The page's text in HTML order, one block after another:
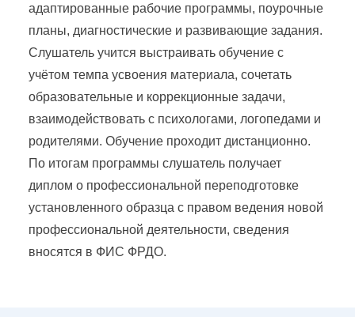
адаптированные рабочие программы, поурочные
планы, диагностические и развивающие задания.
Слушатель учится выстраивать обучение с
учётом темпа усвоения материала, сочетать
образовательные и коррекционные задачи,
взаимодействовать с психологами, логопедами и
родителями. Обучение проходит дистанционно.
По итогам программы слушатель получает
диплом о профессиональной переподготовке
установленного образца с правом ведения новой
профессиональной деятельности, сведения
вносятся в ФИС ФРДО.